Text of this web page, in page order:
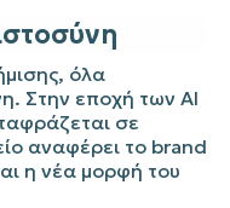
όλα
Στην εποχή των AI
σε
αναφέρει το brand
η νέα μορφή του